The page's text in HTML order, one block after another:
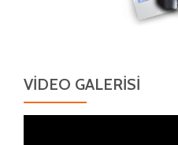
VIDEO GALERISI